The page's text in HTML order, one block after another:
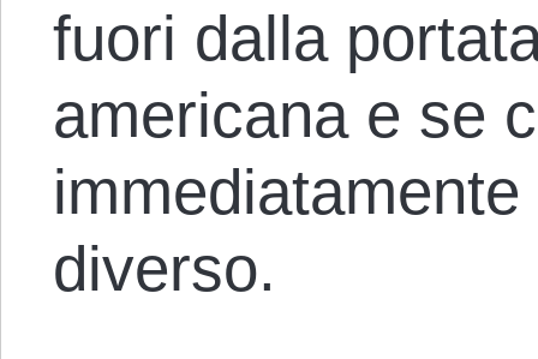
fuori dalla
americana e se
diverso.